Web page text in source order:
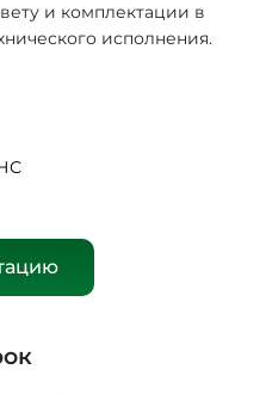
и комплектации в
исполнения.